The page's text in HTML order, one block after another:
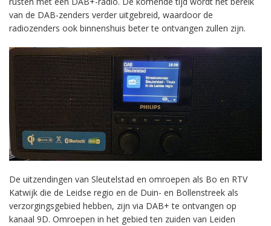
van de DAB-zenders verder uitgebreid, waardoor de
radiozenders ook binnenshuis beter te ontvangen zullen zijn.
De uitzendingen van Sleutelstad en omroepen als Bo en RTV
Katwijk die de Leidse regio en de Duin- en Bollenstreek als
verzorgingsgebied hebben, zijn via DAB+ te ontvangen op
kanaal 9D. Omroepen in het gebied ten zuiden van Leiden